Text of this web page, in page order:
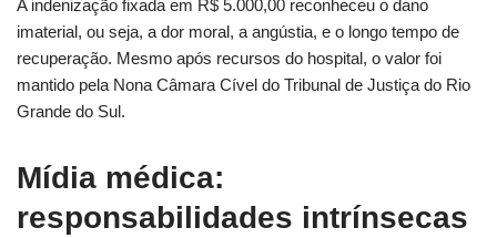
A indenização fixada em R$ 5.000,00 reconheceu o dano
imaterial, ou seja, a dor moral, a angústia, e o longo tempo de
recuperação. Mesmo após recursos do hospital, o valor foi
mantido pela Nona Câmara Cível do Tribunal de Justiça do Rio
Grande do Sul.
Mídia médica:
responsabilidades intrínsecas